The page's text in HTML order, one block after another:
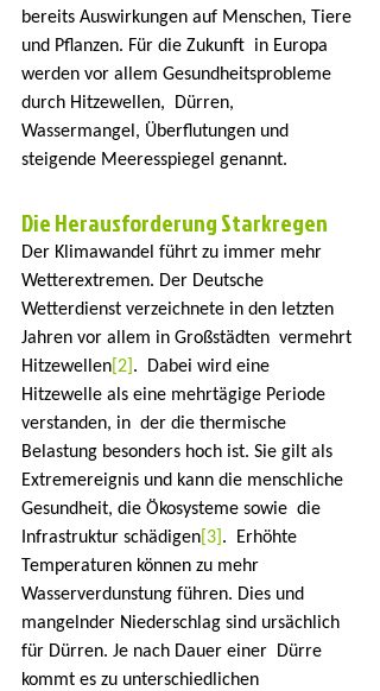
bereits Auswirkungen auf Menschen, Tiere
und Pflanzen. Für die Zukunft  in Europa
werden vor allem Gesundheitsprobleme
durch Hitzewellen,  Dürren,
Wassermangel, Überflutungen und
steigende Meeresspiegel genannt.
Die Herausforderung Starkregen
Der Klimawandel führt zu immer mehr
Wetterextremen. Der Deutsche
Wetterdienst verzeichnete in den letzten
Jahren vor allem in Großstädten  vermehrt
Hitzewellen [2] .  Dabei wird eine
Hitzewelle als eine mehrtägige Periode
verstanden, in  der die thermische
Belastung besonders hoch ist. Sie gilt als
Extremereignis und kann die menschliche
Gesundheit, die Ökosysteme sowie  die
Infrastruktur schädigen [3] .  Erhöhte
Temperaturen können zu mehr
Wasserverdunstung führen. Dies und
mangelnder Niederschlag sind ursächlich
für Dürren. Je nach Dauer einer  Dürre
kommt es zu unterschiedlichen